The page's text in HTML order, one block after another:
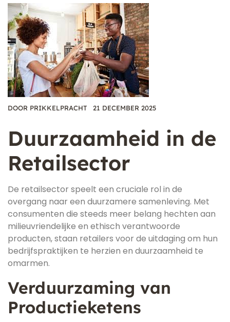
DOOR PRIKKELPRACHT 21 DECEMBER 2025
Duurzaamheid in de
Retailsector
De retailsector speelt een cruciale rol in de
overgang naar een duurzamere samenleving. Met
consumenten die steeds meer belang hechten aan
milieuvriendelijke en ethisch verantwoorde
producten, staan retailers voor de uitdaging om hun
bedrijfspraktijken te herzien en duurzaamheid te
omarmen.
Verduurzaming van
Productieketens